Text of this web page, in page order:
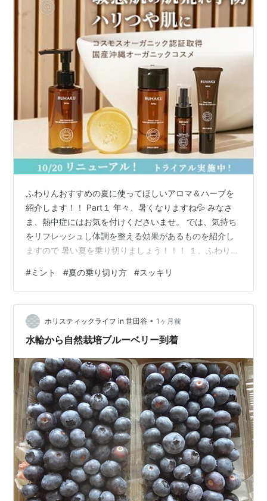
ふわりんおすすめの夏に使ってほしいアロマ＆ハーブを
紹介します！！ Part１ 年々、暑くなりますね💦 みなさ
ま、熱中症にはお気を付けくださいませ。 では、気持ち
をリフレッシュし体調を整える効果があるものを紹介し
ますので 暑い夏を乗り切りましょう！！！ １、ふわりん
ルですっきりリフレッシュ。 また、消化促進や胃腸の調
整効果も期待できます！ リラックスさせ安眠させる効果
もあるので、 日中だけでなく疲れた夜にもおすすめです♪
＜ふわりんおすすめの使い方＞ ミントの精油＆お好きな
香りをブレンドしてアロマフューザーにしたり ミントと
#ミント #夏の乗り切り方 #スッキリ
ホリスティックライフ in 世田谷 • 1ヶ月前
水輪から自然栽培ブルーベリー到着